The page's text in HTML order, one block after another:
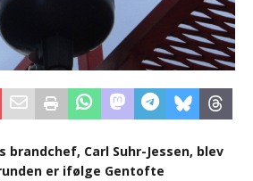
brandchef, Carl Suhr-Jessen, blev
er ifølge Gentofte